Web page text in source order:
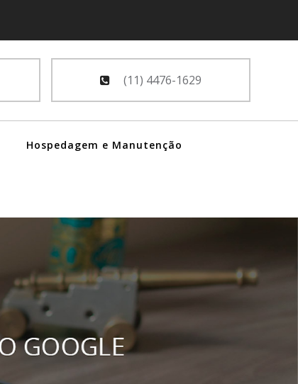
(11) 4476-1629
Hospedagem e Manutenção